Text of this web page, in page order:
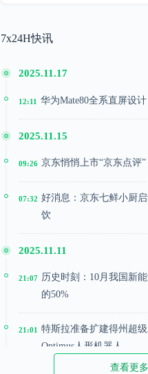
7x24H快讯
2025.11.17
12:11 华为Mate80全系直屏设
2025.11.15
09:26 京东悄悄上市“京东点评”
07:32 好消息：京东七鲜小厨
饮
2025.11.11
21:07 历史时刻：10月我国新
的50%
21:01 特斯拉准备扩建得州超
Optimus人形机器人
查看更多